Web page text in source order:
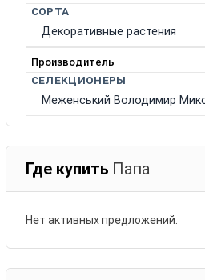
СОРТА
Декоративные растения
Производитель
СЕЛЕКЦИОНЕРЫ
Меженський Володимир
Где купить Папа
Нет активных предложений.